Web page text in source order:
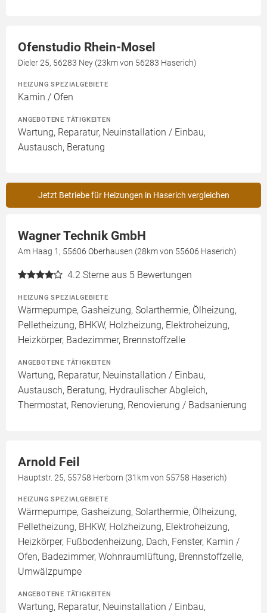
Ofenstudio Rhein-Mosel
Dieler 25, 56283 Ney (23km von 56283 Haserich)
HEIZUNG SPEZIALGEBIETE
Kamin / Ofen
ANGEBOTENE TÄTIGKEITEN
Wartung, Reparatur, Neuinstallation / Einbau,
Austausch, Beratung
Jetzt Betriebe für Heizungen in Haserich vergleichen
Wagner Technik GmbH
Am Haag 1, 55606 Oberhausen (28km von 55606 Haserich)
4.2 Sterne aus 5 Bewertungen
HEIZUNG SPEZIALGEBIETE
Wärmepumpe, Gasheizung, Solarthermie, Ölheizung,
Pelletheizung, BHKW, Holzheizung, Elektroheizung,
Heizkörper, Badezimmer, Brennstoffzelle
ANGEBOTENE TÄTIGKEITEN
Wartung, Reparatur, Neuinstallation / Einbau,
Austausch, Beratung, Hydraulischer Abgleich,
Thermostat, Renovierung, Renovierung / Badsanierung
Arnold Feil
Hauptstr. 25, 55758 Herborn (31km von 55758 Haserich)
HEIZUNG SPEZIALGEBIETE
Wärmepumpe, Gasheizung, Solarthermie, Ölheizung,
Pelletheizung, BHKW, Holzheizung, Elektroheizung,
Heizkörper, Fußbodenheizung, Dach, Fenster, Kamin /
Ofen, Badezimmer, Wohnraumlüftung, Brennstoffzelle,
Umwälzpumpe
ANGEBOTENE TÄTIGKEITEN
Wartung, Reparatur, Neuinstallation / Einbau,